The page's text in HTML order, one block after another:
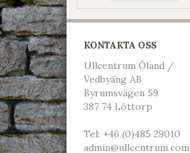
KONTAKTA OSS
Ullcentrum Öland /
Vedbyäng AB
Byrumsvägen 59
387 74 Löttorp
Tel: +46 (0)485 29010
admin@ullcentrum.com